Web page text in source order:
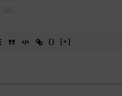
{} [+]